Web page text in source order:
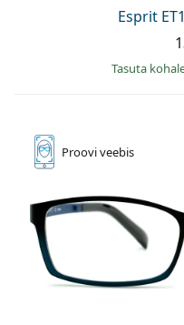
Esprit
Tasuta
Prooviveebis